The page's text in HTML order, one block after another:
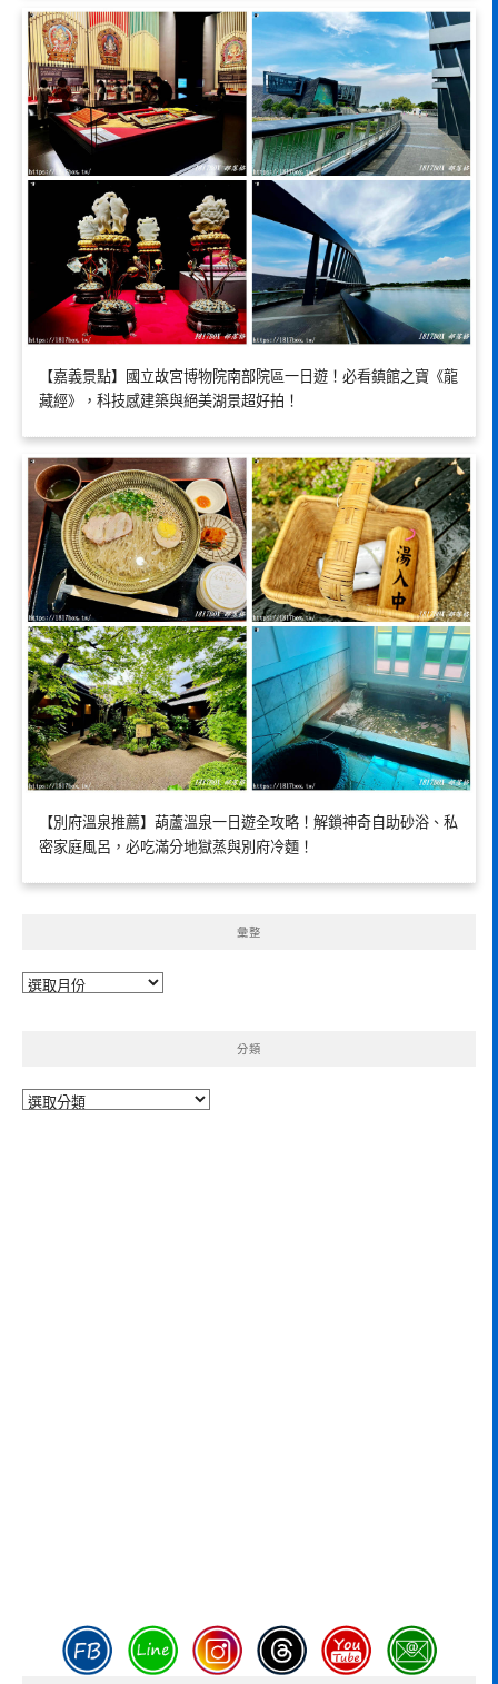
【嘉義景點】國立故宮博物院南部院區一日遊！必看鎮館之寶《龍
藏經》，科技感建築與絕美湖景超好拍！
【別府溫泉推薦】葫蘆溫泉一日遊全攻略！解鎖神奇自助砂浴、私
密家庭風呂，必吃滿分地獄蒸與別府冷麵！
彙整
彙
分類
分